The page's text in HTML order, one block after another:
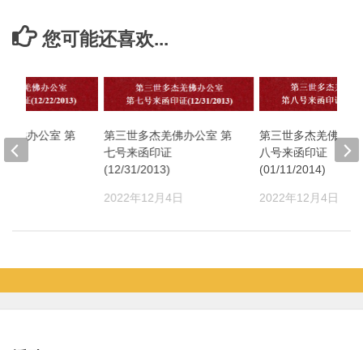
您可能还喜欢...
第三世多杰羌佛办公室 第
七号来函印证
(12/31/2013)
2022年12月4日
第三世多杰羌佛办
八号来函印证
(01/11/2014)
2022年12月4日
羌佛办公室 第
证